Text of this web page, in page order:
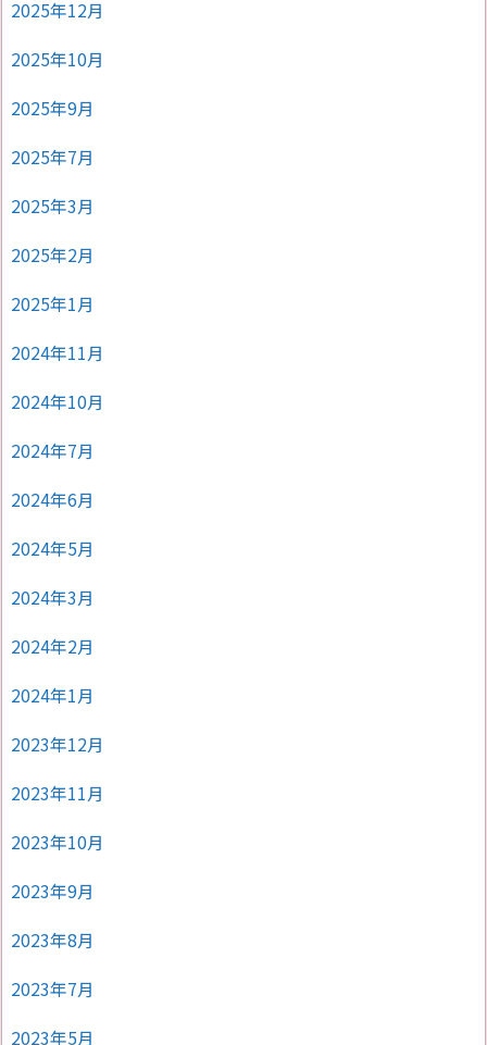
2025年12月
2025年10月
2025年9月
2025年7月
2025年3月
2025年2月
2025年1月
2024年11月
2024年10月
2024年7月
2024年6月
2024年5月
2024年3月
2024年2月
2024年1月
2023年12月
2023年11月
2023年10月
2023年9月
2023年8月
2023年7月
2023年5月